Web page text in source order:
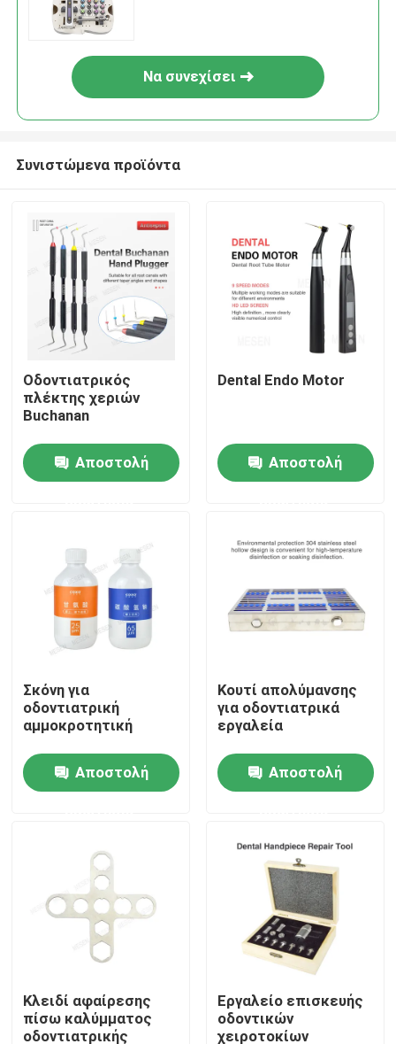
Προϊόντα
Σχετικά με εμάς
Γύρος εργοστασίων
Ποιοτικός έλεγχος
Ζητήστε ένα απόσπασμα
Οδοντιατρικές ιατρικές συσκευές
Χειροπέδες οδοντιατρικής χαμηλής ταχύτητας
Δοντιατρικό χειριστήριο υψηλής ταχύτητας
Να συνεχίσει
Συνιστώμενα προϊόντα
Οδοντιατρικός
πλέκτης χεριών
Buchanan
Αποστολή
Dental Endo Motor
Αποστολή
Σκόνη για
οδοντιατρική
αμμοκροτητική
Αποστολή
Κουτί απολύμανσης
για οδοντιατρικά
εργαλεία
Αποστολή
Κλειδί αφαίρεσης
πίσω καλύμματος
οδοντιατρικής
Εργαλείο επισκευής
οδοντικών
χειροτοκίων